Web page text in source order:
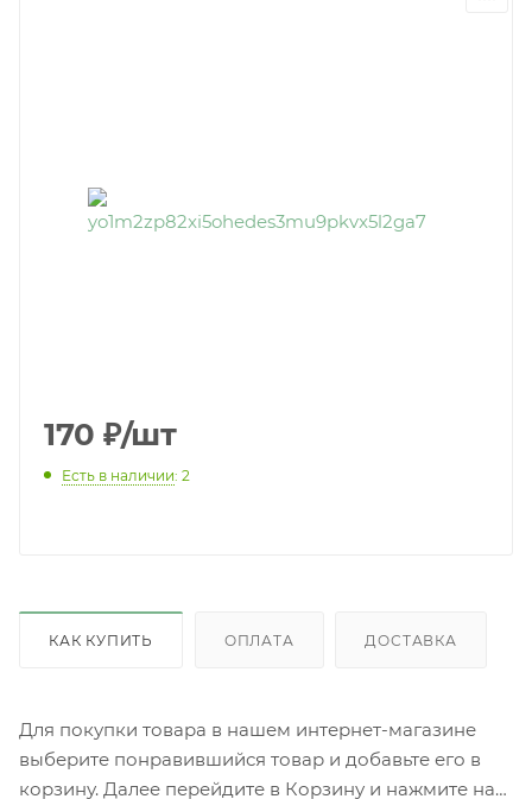
170 ₽/шт
Есть в наличии: 2
КАК КУПИТЬ ОПЛАТА ДОСТАВКА
Для покупки товара в нашем интернет-магазине
выберите понравившийся товар и добавьте его в
корзину. Далее перейдите в Корзину и нажмите на